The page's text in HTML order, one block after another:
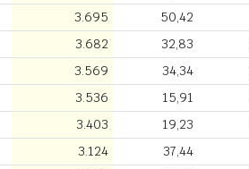
3.695 50,42
3.682 32,83
3.569 34,34
3.536 15,91
3.403 19,23
3.124 37,44